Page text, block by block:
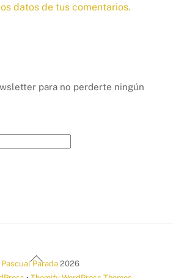
datos de tus comentarios.
para no perderte ningún
Back
Pascual Parada 2026